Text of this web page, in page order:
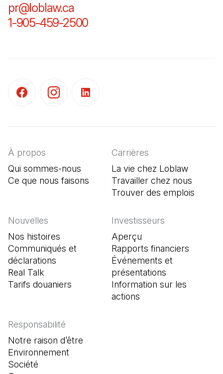
pr@loblaw.ca
1-905-459-2500
À propos
Qui sommes-nous
Ce que nous faisons
Carrières
La vie chez Loblaw
Travailler chez nous
Trouver des emplois
Nouvelles
Nos histoires
Communiqués et
déclarations
Real Talk
Tarifs douaniers
Investisseurs
Aperçu
Rapports financiers
Événements et
présentations
Information sur les
actions
Responsabilité
Notre raison d’être
Environnement
Société